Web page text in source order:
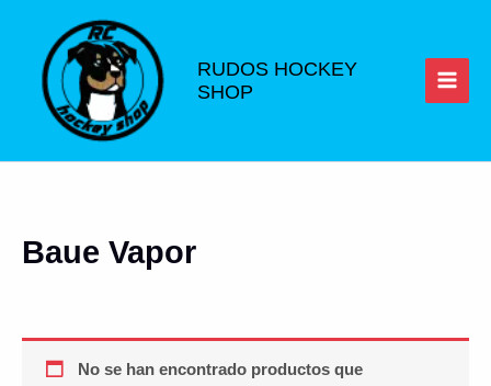
contenido
RUDOS HOCKEY
SHOP
Baue Vapor
No se han encontrado productos que